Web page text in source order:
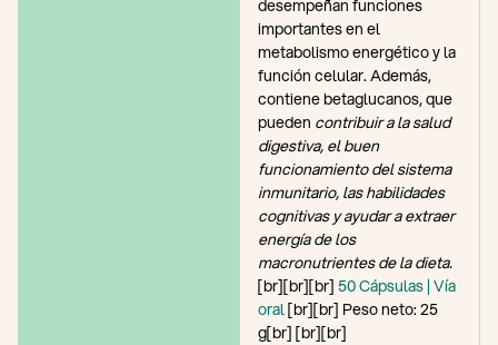
desempeñan funciones
importantes en el
metabolismo energético y la
función celular. Además,
contiene betaglucanos, que
pueden contribuir a la salud
digestiva, el buen
funcionamiento del sistema
inmunitario, las habilidades
cognitivas y ayudar a extraer
energía de los
macronutrientes de la dieta.
[br][br][br]50 Cápsulas | Vía
oral[br][br] Peso neto: 25
g[br] [br][br]